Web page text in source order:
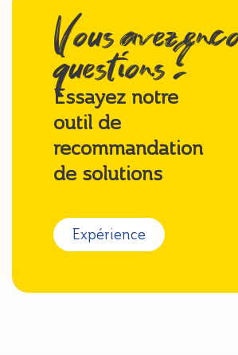
Vous avez
questions ?
Essayez notre
outil de
recommandation
de solutions
Expérience